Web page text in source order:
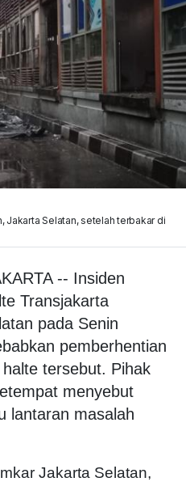
Jakarta Selatan, setelah terbakar di
-- Insiden
Transjakarta
pada Senin
pemberhentian
tersebut. Pihak
menyebut
lantaran masalah
Jakarta Selatan,